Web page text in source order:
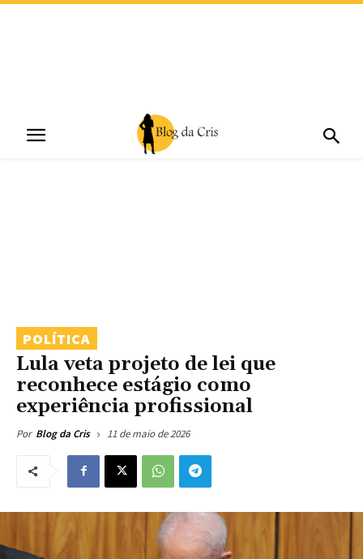
POLÍTICA
Lula veta projeto de lei que
reconhece estágio como
experiência profissional
Por Blog da Cris 11 de maio de 2026